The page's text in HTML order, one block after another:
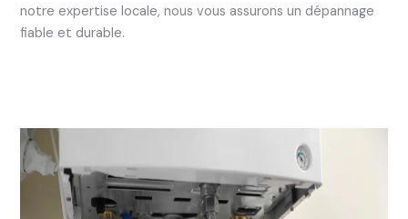
notre expertise locale, nous vous assurons un dépannage
fiable et durable.